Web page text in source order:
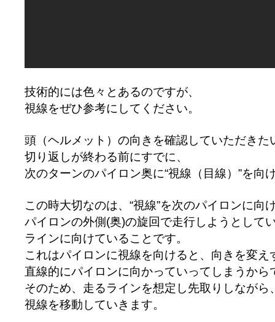
技術的には色々とあるのですが、
視線をぜひ参考にしてください。
頭（ヘルメット）の向きを確認していただきた
切り返しが終わる前にすでに、
次のターンのパイロン奥に“視線（目線）”を向
この時大切なのは、“視線”を次のパイロンに向
パイロンの外側(奥)の旋回で走行しようとして
ラインに向けていることです。
これはパイロンに視線を向けると、向きを変え
直線的にパイロンに向かっていってしまうから
そのため、走るラインを想定し先取りしながら
視線を移動していきます。